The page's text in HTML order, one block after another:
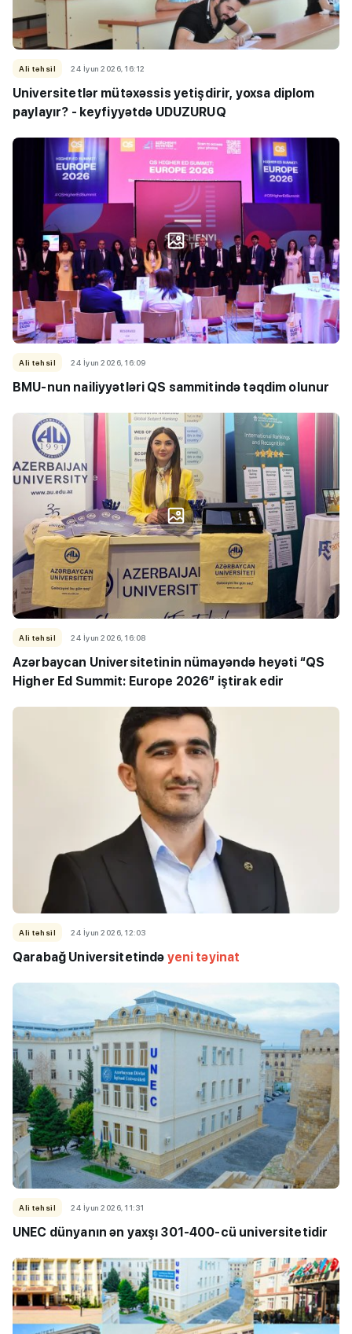
Ali təhsil 24 İyun 2026, 16:12
Universitetlər mütəxəssis yetişdirir, yoxsa diplom
paylayır? - keyfiyyətdə UDUZURUQ
Ali təhsil 24 İyun 2026, 16:09
BMU-nun nailiyyətləri QS sammitində təqdim olunur
Ali təhsil 24 İyun 2026, 16:08
Azərbaycan Universitetinin nümayəndə heyəti “QS
Higher Ed Summit: Europe 2026” iştirak edir
Ali təhsil 24 İyun 2026, 12:03
Qarabağ Universitetində yeni təyinat
Ali təhsil 24 İyun 2026, 11:31
UNEC dünyanın ən yaxşı 301-400-cü universitetidir